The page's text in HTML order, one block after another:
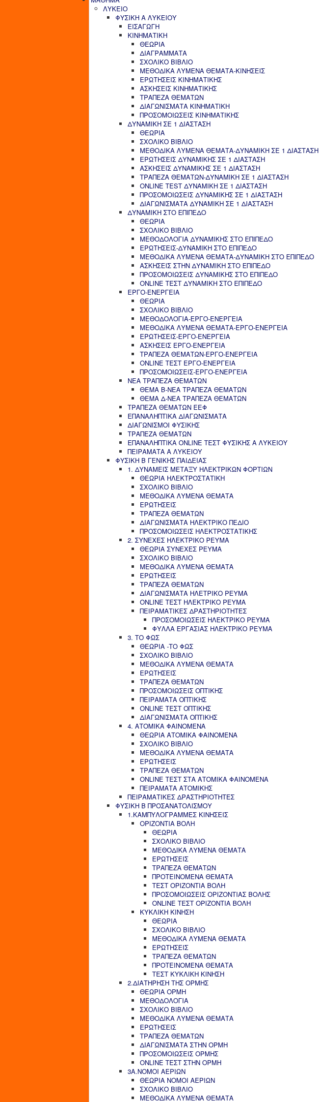
ΛΥΚΕΙΟ
ΦΥΣΙΚΗ Α ΛΥΚΕΙΟΥ
ΕΙΣΑΓΩΓΗ
ΚΙΝΗΜΑΤΙΚΗ
ΘΕΩΡΙΑ
ΔΙΑΓΡΑΜΜΑΤΑ
ΣΧΟΛΙΚΟ ΒΙΒΛΙΟ
ΜΕΘΟΔΙΚΑ ΛΥΜΕΝΑ ΘΕΜΑΤΑ-ΚΙΝΗΣΕΙΣ
ΕΡΩΤΗΣΕΙΣ ΚΙΝΗΜΑΤΙΚΗΣ
ΑΣΚΗΣΕΙΣ ΚΙΝΗΜΑΤΙΚΗΣ
ΤΡΑΠΕΖΑ ΘΕΜΑΤΩΝ
ΔΙΑΓΩΝΙΣΜΑΤΑ ΚΙΝΗΜΑΤΙΚΗ
ΠΡΟΣΟΜΟΙΩΣΕΙΣ ΚΙΝΗΜΑΤΙΚΗΣ
ΔΥΝΑΜΙΚΗ ΣΕ 1 ΔΙΑΣΤΑΣΗ
ΘΕΩΡΙΑ
ΣΧΟΛΙΚΟ ΒΙΒΛΙΟ
ΜΕΘΟΔΙΚΑ ΛΥΜΕΝΑ ΘΕΜΑΤΑ-ΔΥΝΑΜΙΚΗ ΣΕ 1 ΔΙΑΣΤΑΣΗ
ΕΡΩΤΗΣΕΙΣ ΔΥΝΑΜΙΚΗΣ ΣΕ 1 ΔΙΑΣΤΑΣΗ
ΑΣΚΗΣΕΙΣ ΔΥΝΑΜΙΚΗΣ ΣΕ 1 ΔΙΑΣΤΑΣΗ
ΤΡΑΠΕΖΑ ΘΕΜΑΤΩΝ-ΔΥΝΑΜΙΚΗ ΣΕ 1 ΔΙΑΣΤΑΣΗ
ONLINE TEST ΔΥΝΑΜΙΚΗ ΣΕ 1 ΔΙΑΣΤΑΣΗ
ΠΡΟΣΟΜΟΙΩΣΕΙΣ ΔΥΝΑΜΙΚΗΣ ΣΕ 1 ΔΙΑΣΤΑΣΗ
ΔΙΑΓΩΝΙΣΜΑΤΑ ΔΥΝΑΜΙΚΗ ΣΕ 1 ΔΙΑΣΤΑΣΗ
ΔΥΝΑΜΙΚΗ ΣΤΟ ΕΠΙΠΕΔΟ
ΘΕΩΡΙΑ
ΣΧΟΛΙΚΟ ΒΙΒΛΙΟ
ΜΕΘΟΔΟΛΟΓΙΑ ΔΥΝΑΜΙΚΗΣ ΣΤΟ ΕΠΙΠΕΔΟ
ΕΡΩΤΗΣΕΙΣ-ΔΥΝΑΜΙΚΗ ΣΤΟ ΕΠΙΠΕΔΟ
ΜΕΘΟΔΙΚΑ ΛΥΜΕΝΑ ΘΕΜΑΤΑ-ΔΥΝΑΜΙΚΗ ΣΤΟ ΕΠΙΠΕΔΟ
ΑΣΚΗΣΕΙΣ ΣΤΗΝ ΔΥΝΑΜΙΚΗ ΣΤΟ ΕΠΙΠΕΔΟ
ΠΡΟΣΟΜΟΙΩΣΕΙΣ ΔΥΝΑΜΙΚΗΣ ΣΤΟ ΕΠΙΠΕΔΟ
ONLINE ΤΕΣΤ ΔΥΝΑΜΙΚΗ ΣΤΟ ΕΠΙΠΕΔΟ
ΕΡΓΟ-ΕΝΕΡΓΕΙΑ
ΘΕΩΡΙΑ
ΣΧΟΛΙΚΟ ΒΙΒΛΙΟ
ΜΕΘΟΔΟΛΟΓΙΑ-ΕΡΓΟ-ΕΝΕΡΓΕΙΑ
ΜΕΘΟΔΙΚΑ ΛΥΜΕΝΑ ΘΕΜΑΤΑ-ΕΡΓΟ-ΕΝΕΡΓΕΙΑ
ΕΡΩΤΗΣΕΙΣ-ΕΡΓΟ-ΕΝΕΡΓΕΙΑ
ΑΣΚΗΣΕΙΣ ΕΡΓΟ-ΕΝΕΡΓΕΙΑ
ΤΡΑΠΕΖΑ ΘΕΜΑΤΩΝ-ΕΡΓΟ-ΕΝΕΡΓΕΙΑ
ONLINE ΤΕΣΤ ΕΡΓΟ-ΕΝΕΡΓΕΙΑ
ΠΡΟΣΟΜΟΙΩΣΕΙΣ-ΕΡΓΟ-ΕΝΕΡΓΕΙΑ
ΝΕΑ ΤΡΑΠΕΖΑ ΘΕΜΑΤΩΝ
ΘΕΜΑ Β-ΝΕΑ ΤΡΑΠΕΖΑ ΘΕΜΑΤΩΝ
ΘΕΜΑ Δ-ΝΕΑ ΤΡΑΠΕΖΑ ΘΕΜΑΤΩΝ
ΤΡΑΠΕΖΑ ΘΕΜΑΤΩΝ ΕΕΦ
ΕΠΑΝΑΛΗΠΤΙΚΑ ΔΙΑΓΩΝΙΣΜΑΤΑ
ΔΙΑΓΩΝΙΣΜΟΙ ΦΥΣΙΚΗΣ
ΤΡΑΠΕΖΑ ΘΕΜΑΤΩΝ
ΕΠΑΝΑΛΗΠΤΙΚΑ ONLINE ΤΕΣΤ ΦΥΣΙΚΗΣ Α ΛΥΚΕΙΟΥ
ΠΕΙΡΑΜΑΤΑ Α ΛΥΚΕΙΟΥ
ΦΥΣΙΚΗ Β ΓΕΝΙΚΗΣ ΠΑΙΔΕΙΑΣ
1. ΔΥΝΑΜΕΙΣ ΜΕΤΑΞΥ ΗΛΕΚΤΡΙΚΩΝ ΦΟΡΤΙΩΝ
ΘΕΩΡΙΑ ΗΛΕΚΤΡΟΣΤΑΤΙΚΗ
ΣΧΟΛΙΚΟ ΒΙΒΛΙΟ
ΜΕΘΟΔΙΚΑ ΛΥΜΕΝΑ ΘΕΜΑΤΑ
ΕΡΩΤΗΣΕΙΣ
ΤΡΑΠΕΖΑ ΘΕΜΑΤΩΝ
ΔΙΑΓΩΝΙΣΜΑΤΑ ΗΛΕΚΤΡΙΚΟ ΠΕΔΙΟ
ΠΡΟΣΟΜΟΙΩΣΕΙΣ ΗΛΕΚΤΡΟΣΤΑΤΙΚΗΣ
2. ΣΥΝΕΧΕΣ ΗΛΕΚΤΡΙΚΟ ΡΕΥΜΑ
ΘΕΩΡΙΑ ΣΥΝΕΧΕΣ ΡΕΥΜΑ
ΣΧΟΛΙΚΟ ΒΙΒΛΙΟ
ΜΕΘΟΔΙΚΑ ΛΥΜΕΝΑ ΘΕΜΑΤΑ
ΕΡΩΤΗΣΕΙΣ
ΤΡΑΠΕΖΑ ΘΕΜΑΤΩΝ
ΔΙΑΓΩΝΙΣΜΑΤΑ ΗΛΕΤΡΙΚΟ ΡΕΥΜΑ
ONLINE ΤΕΣΤ ΗΛΕΚΤΡΙΚΟ ΡΕΥΜΑ
ΠΕΙΡΑΜΑΤΙΚΕΣ ΔΡΑΣΤΗΡΙΟΤΗΤΕΣ
ΠΡΟΣΟΜΟΙΩΣΕΙΣ ΗΛΕΚΤΡΙΚΟ ΡΕΥΜΑ
ΦΥΛΛΑ ΕΡΓΑΣΙΑΣ ΗΛΕΚΤΡΙΚΟ ΡΕΥΜΑ
3. ΤΟ ΦΩΣ
ΘΕΩΡΙΑ -ΤΟ ΦΩΣ
ΣΧΟΛΙΚΟ ΒΙΒΛΙΟ
ΜΕΘΟΔΙΚΑ ΛΥΜΕΝΑ ΘΕΜΑΤΑ
ΕΡΩΤΗΣΕΙΣ
ΤΡΑΠΕΖΑ ΘΕΜΑΤΩΝ
ΠΡΟΣΟΜΟΙΩΣΕΙΣ ΟΠΤΙΚΗΣ
ΠΕΙΡΑΜΑΤΑ ΟΠΤΙΚΗΣ
ONLINE ΤΕΣΤ ΟΠΤΙΚΗΣ
ΔΙΑΓΩΝΙΣΜΑΤΑ ΟΠΤΙΚΗΣ
4. ΑΤΟΜΙΚΑ ΦΑΙΝΟΜΕΝΑ
ΘΕΩΡΙΑ ΑΤΟΜΙΚΑ ΦΑΙΝΟΜΕΝΑ
ΣΧΟΛΙΚΟ ΒΙΒΛΙΟ
ΜΕΘΟΔΙΚΑ ΛΥΜΕΝΑ ΘΕΜΑΤΑ
ΕΡΩΤΗΣΕΙΣ
ΤΡΑΠΕΖΑ ΘΕΜΑΤΩΝ
ONLINE ΤΕΣΤ ΣΤΑ ΑΤΟΜΙΚΑ ΦΑΙΝΟΜΕΝΑ
ΠΕΙΡΑΜΑΤΑ ΑΤΟΜΙΚΗΣ
ΠΕΙΡΑΜΑΤΙΚΕΣ ΔΡΑΣΤΗΡΙΟΤΗΤΕΣ
ΦΥΣΙΚΗ Β ΠΡΟΣΑΝΑΤΟΛΙΣΜΟΥ
1.ΚΑΜΠΥΛΟΓΡΑΜΜΕΣ ΚΙΝΗΣΕΙΣ
ΟΡΙΖΟΝΤΙΑ ΒΟΛΗ
ΘΕΩΡΙΑ
ΣΧΟΛΙΚΟ ΒΙΒΛΙΟ
ΜΕΘΟΔΙΚΑ ΛΥΜΕΝΑ ΘΕΜΑΤΑ
ΕΡΩΤΗΣΕΙΣ
ΤΡΑΠΕΖΑ ΘΕΜΑΤΩΝ
ΠΡΟΤΕΙΝΟΜΕΝΑ ΘΕΜΑΤΑ
ΤΕΣΤ ΟΡΙΖΟΝΤΙΑ ΒΟΛΗ
ΠΡΟΣΟΜΟΙΩΣΕΙΣ ΟΡΙΖΟΝΤΙΑΣ ΒΟΛΗΣ
ONLINE ΤΕΣΤ ΟΡΙΖΟΝΤΙΑ ΒΟΛΗ
ΚΥΚΛΙΚΗ ΚΙΝΗΣΗ
ΘΕΩΡΙΑ
ΣΧΟΛΙΚΟ ΒΙΒΛΙΟ
ΜΕΘΟΔΙΚΑ ΛΥΜΕΝΑ ΘΕΜΑΤΑ
ΕΡΩΤΗΣΕΙΣ
ΤΡΑΠΕΖΑ ΘΕΜΑΤΩΝ
ΠΡΟΤΕΙΝΟΜΕΝΑ ΘΕΜΑΤΑ
ΤΕΣΤ ΚΥΚΛΙΚΗ ΚΙΝΗΣΗ
2.ΔΙΑΤΗΡΗΣΗ ΤΗΣ ΟΡΜΗΣ
ΘΕΩΡΙΑ ΟΡΜΗ
ΜΕΘΟΔΟΛΟΓΙΑ
ΣΧΟΛΙΚΟ ΒΙΒΛΙΟ
ΜΕΘΟΔΙΚΑ ΛΥΜΕΝΑ ΘΕΜΑΤΑ
ΕΡΩΤΗΣΕΙΣ
ΤΡΑΠΕΖΑ ΘΕΜΑΤΩΝ
ΔΙΑΓΩΝΙΣΜΑΤΑ ΣΤΗΝ ΟΡΜΗ
ΠΡΟΣΟΜΟΙΩΣΕΙΣ ΟΡΜΗΣ
ONLINE ΤΕΣΤ ΣΤΗΝ ΟΡΜΗ
3Α.ΝΟΜΟΙ ΑΕΡΙΩΝ
ΘΕΩΡΙΑ ΝΟΜΟΙ ΑΕΡΙΩΝ
ΣΧΟΛΙΚΟ ΒΙΒΛΙΟ
ΜΕΘΟΔΙΚΑ ΛΥΜΕΝΑ ΘΕΜΑΤΑ